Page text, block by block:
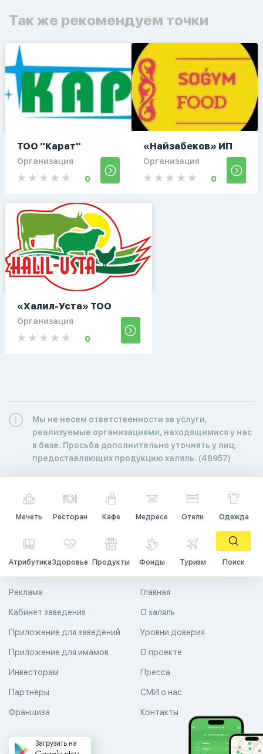
Так же рекомендуем точки
ТОО "Карат"
Организация
0
«Найзабеков» ИП
Организация
0
«Халил-Уста» ТОО
Организация
0
Мы не несем ответственности за услуги,
реализуемые организациями, находящимися у нас
в базе. Просьба дополнительно уточнять у лиц,
предоставляющих продукцию халяль. (48957)
Мечеть Ресторан Кафе Медресе Отели Одежда
АтрибутикаЗдоровье Продукты Фонды Туризм Поиск
Главная
О халяль
Уровни доверия
Реклама
Кабинет заведения
Приложение для заведений
Приложение для имамов О проекте
Пресса
СМИ о нас
Контакты
Инвесторам
Партнеры
Франшиза
Загрузить на